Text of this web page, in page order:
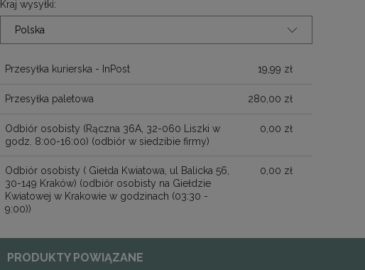
49,00 zł
Najniższa cena:45,00 zł
39,84 zł
Najniższa cena:29,00 zł
CENA NIE ZAWIERA EWENTUALNYCH
Kraj wysyłki:
Przesyłka kurierska - InPost 19,99 zł
Przesyłka paletowa 280,00 zł
Odbiór osobisty (Rączna 36A, 32-060 Liszki w
godz. 8:00-16:00) (odbiór w siedzibie firmy)
0,00 zł
Odbiór osobisty ( Giełda Kwiatowa, ul Balicka 56,
30-149 Kraków) (odbiór osobisty na Giełdzie
Kwiatowej w Krakowie w godzinach (03:30 -
9:00))
0,00 zł
PRODUKTY POWIĄZANE